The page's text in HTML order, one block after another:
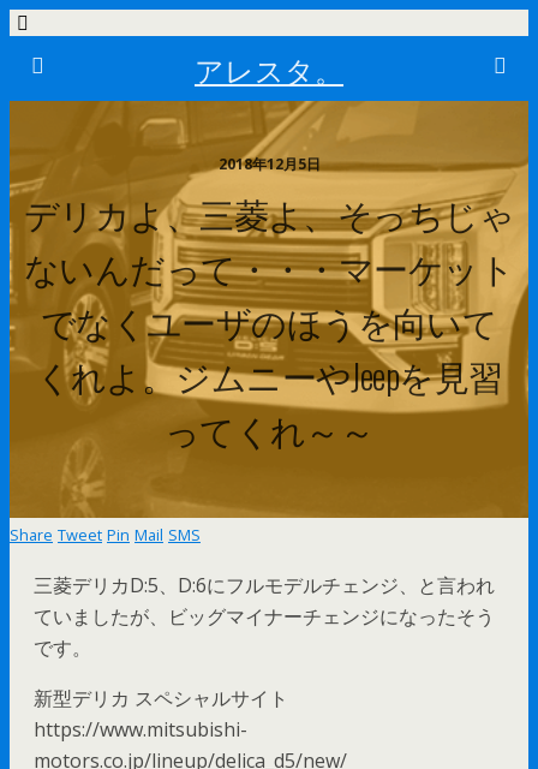
アレスタ。
2018年12月5日
デリカよ、三菱よ、そっちじゃ
ないんだって・・・マーケット
でなくユーザのほうを向いて
くれよ。ジムニーやJeepを見習
ってくれ～～
Share Tweet Pin Mail SMS
三菱デリカD:5、D:6にフルモデルチェンジ、と言われ
ていましたが、ビッグマイナーチェンジになったそう
です。
新型デリカ スペシャルサイト
https://www.mitsubishi-
motors.co.jp/lineup/delica_d5/new/